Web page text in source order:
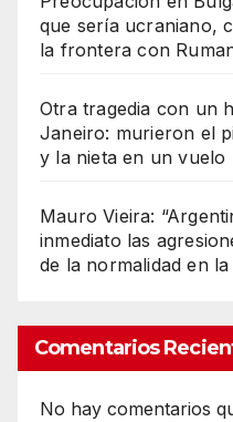
que sería ucraniano,
la frontera con
Otra tragedia con un
Janeiro: murieron el
y la nieta en un vuelo
Mauro Vieira:
inmediato las
de la normalidad en
Comentarios
No hay comentarios